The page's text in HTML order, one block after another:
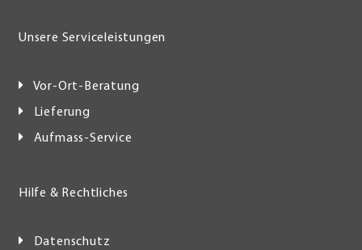
Unsere Serviceleistungen
Vor-Ort-Beratung
Lieferung
Aufmass-Service
Hilfe & Rechtliches
Datenschutz